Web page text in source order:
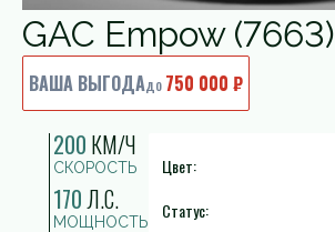
GAC Empow (7663)
ВАША ВЫГОДАдо750 000 ₽
200 КМ/Ч
СКОРОСТЬ
170 Л.С.
МОЩНОСТЬ
Цвет:
Статус: